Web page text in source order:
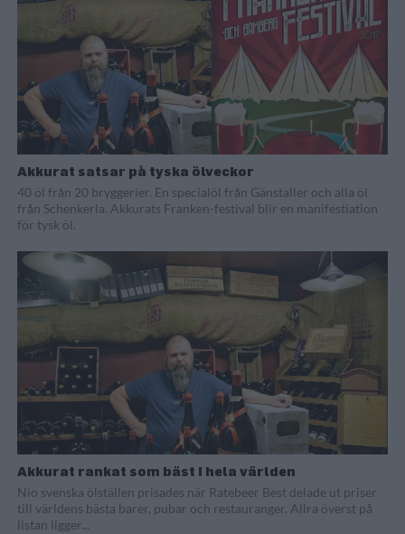
Akkurat satsar på tyska ölveckor
40 öl från 20 bryggerier. En specialöl från Gänstaller och alla öl
från Schenkerla. Akkurats Franken-festival blir en manifestiation
för tysk öl.
Akkurat rankat som bäst i hela världen
Nio svenska ölställen prisades när Ratebeer Best delade ut priser
till världens bästa barer, pubar och restauranger. Allra överst på
listan ligger...